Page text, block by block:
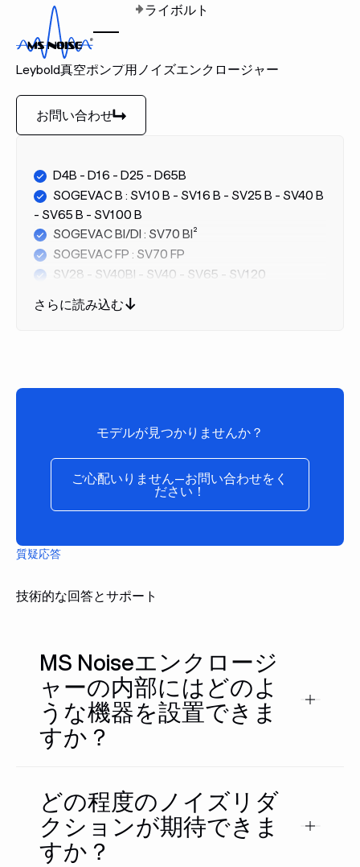
ホーム ライボルト
ライボルト
Leybold真空ポンプ用ノイズエンクロージャー
お問い合わせ
お問い合わせ
D4B - D16 - D25 - D65B
SOGEVAC B : SV10 B - SV16 B - SV25 B - SV40 B
- SV65 B - SV100 B
SOGEVAC BI/DI : SV70 BI²
SOGEVAC FP : SV70 FP
SV28 - SV40BI - SV40 - SV65 - SV120
TRIVAC L
ECODRY 40+ - ECODRY 65+
10+ - SCROLLVAC 15+ - SCROLLVAC 18+
VACUBE
LEYVAC : LEYVAC LV 80 - LEYVAC LV 80C -
LEYVAC LV140 - LEYVAC LV 140C - LEYVAC LV 250
Leybold SCREWLINE SP : SP250 - SP630F -
DRYVAC : DRYVAC standard - DRYVAC DVS -
DRYVAC DVC versions
RUVAC WA(U)
RUVAC WS(U)
RUVAC WH(U)
さらに読み込む
モデルが見つかりませんか？
ご心配いりません—お問い合
ご心配いりません—お問い合わせをく
ださい！
質疑応答
技術的な回答とサポート
MS Noiseエンクロージ
ャーの内部にはどのよ
うな機器を設置できま
すか？
どの程度のノイズリダ
クションが期待できま
すか？